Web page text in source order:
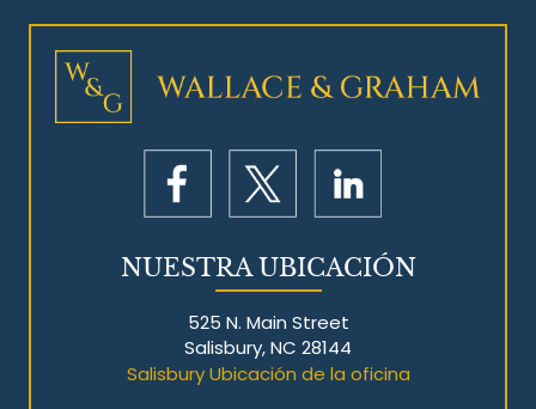
NUESTRA UBICACIÓN
525 N. Main Street
Salisbury, NC 28144
Salisbury Ubicación de la oficina